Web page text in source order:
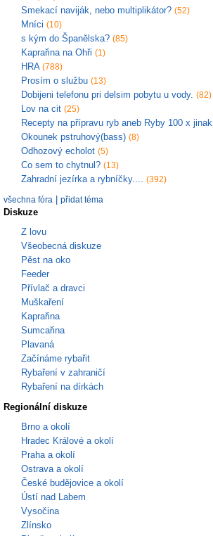
Smekací naviják, nebo multiplikátor? (52)
Mníci (10)
s kým do Španělska? (85)
Kaprařina na Ohři (1)
HRA (788)
Prosím o službu (13)
Dobijeni telefonu pri delsim pobytu u vody. (82)
Lov na cit (25)
Recepty na přípravu ryb aneb Ryby 100 x jinak
Okounek pstruhový(bass) (8)
Odhozový echolot (5)
Co sem to chytnul? (13)
Zahradní jezírka a rybníčky.... (392)
všechna fóra přidat téma
Diskuze
Z lovu
Všeobecná diskuze
Pěst na oko
Feeder
Přívlač a dravci
Muškaření
Kaprařina
Sumcařina
Plavaná
Začínáme rybařit
Rybaření v zahraničí
Rybaření na dírkách
Regionální diskuze
Brno a okolí
Hradec Králové a okolí
Praha a okolí
Ostrava a okolí
České budějovice a okolí
Ústí nad Labem
Vysočina
Zlínsko